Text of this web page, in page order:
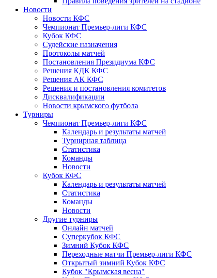
Новости
Новости КФС
Чемпионат Премьер-лиги КФС
Кубок КФС
Судейские назначения
Протоколы матчей
Постановления Президиума КФС
Решения КДК КФС
Решения АК КФС
Решения и постановления комитетов
Дисквалификации
Новости крымского футбола
Турниры
Чемпионат Премьер-лиги КФС
Календарь и результаты матчей
Турнирная таблица
Статистика
Команды
Новости
Кубок КФС
Календарь и результаты матчей
Статистика
Команды
Новости
Другие турниры
Онлайн матчей
Суперкубок КФС
Зимний Кубок КФС
Переходные матчи Премьер-лиги КФС
Открытый зимний Кубок КФС
Кубок "Крымская весна"